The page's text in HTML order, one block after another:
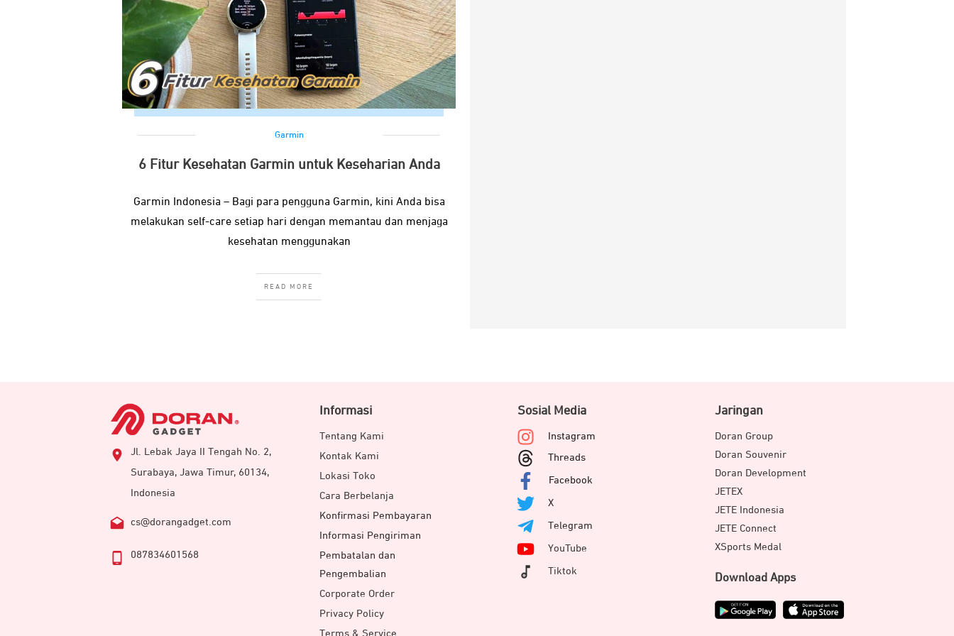
Garmin
6 Fitur Kesehatan Garmin untuk Keseharian Anda
Garmin Indonesia – Bagi para pengguna Garmin, kini Anda bisa
melakukan self-care setiap hari dengan memantau dan menjaga
kesehatan menggunakan
READ MORE
Jl. Lebak Jaya II Tengah No. 2,
Surabaya, Jawa Timur, 60134,
Indonesia
cs@dorangadget.com
087834601568
Informasi
Tentang Kami
Kontak Kami
Lokasi Toko
Cara Berbelanja
Konfirmasi Pembayaran
Informasi Pengiriman
Pembatalan dan
Pengembalian
Corporate Order
Privacy Policy
Terms & Service
Sosial Media
Instagram
Threads
Facebook
X
Telegram
YouTube
Tiktok
Jaringan
Doran Group
Doran Souvenir
Doran Development
JETEX
JETE Indonesia
JETE Connect
XSports Medal
Download Apps